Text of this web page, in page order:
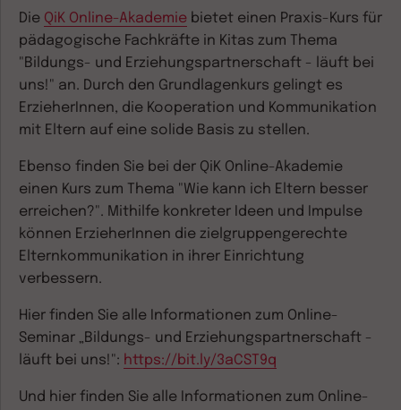
Die QiK Online-Akademie bietet einen Praxis-Kurs für
pädagogische Fachkräfte in Kitas zum Thema
"Bildungs- und Erziehungspartnerschaft - läuft bei
uns!" an. Durch den Grundlagenkurs gelingt es
ErzieherInnen, die Kooperation und Kommunikation
mit Eltern auf eine solide Basis zu stellen.
Ebenso finden Sie bei der QiK Online-Akademie
einen Kurs zum Thema "Wie kann ich Eltern besser
erreichen?". Mithilfe konkreter Ideen und Impulse
können ErzieherInnen die zielgruppengerechte
Elternkommunikation in ihrer Einrichtung
verbessern.
Hier finden Sie alle Informationen zum Online-
Seminar „Bildungs- und Erziehungspartnerschaft -
läuft bei uns!": https://bit.ly/3aCST9q
Und hier finden Sie alle Informationen zum Online-